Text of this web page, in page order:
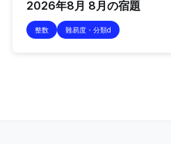
2026年8月 8月の宿題
整数 難易度・分類d